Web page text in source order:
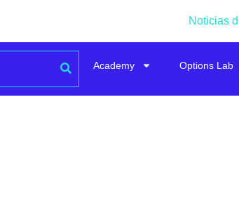
Noticias
Academy Options Lab